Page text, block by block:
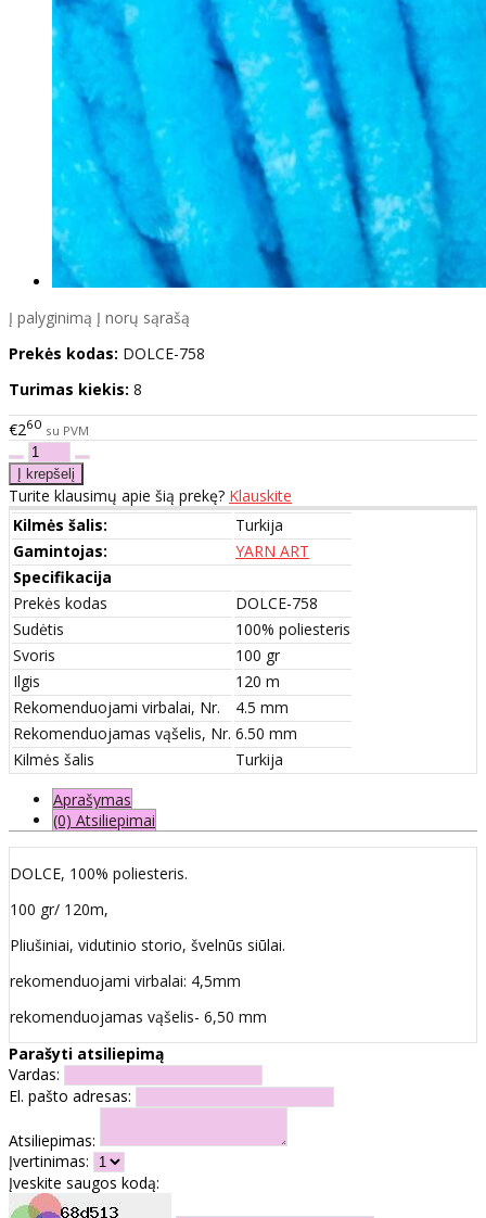
Į palyginimą Į norų sąrašą
Prekės kodas: DOLCE-758
Turimas kiekis: 8
€260 su PVM
Turite klausimų apie šią prekę? Klauskite
Kilmės šalis:
Turkija
Gamintojas:
YARN ART
Specifikacija
Prekės kodas
DOLCE-758
Sudėtis
100% poliesteris
Svoris
100 gr
Ilgis
120 m
Rekomenduojami virbalai, Nr.
4.5 mm
Rekomenduojamas vąšelis, Nr. 6.50 mm
Kilmės šalis
Turkija
Aprašymas
(0) Atsiliepimai
DOLCE, 100% poliesteris.
100 gr/ 120m,
Pliušiniai, vidutinio storio, švelnūs siūlai.
rekomenduojami virbalai: 4,5mm
rekomenduojamas vąšelis- 6,50 mm
Parašyti atsiliepimą
Vardas:
El. pašto adresas:
Atsiliepimas:
Įvertinimas:
Įveskite saugos kodą: